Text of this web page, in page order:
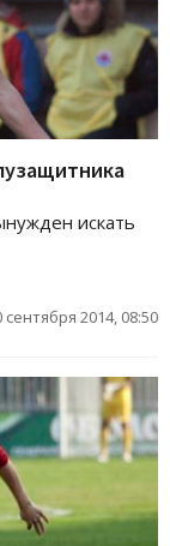
искать
сентября 2014, 08:50